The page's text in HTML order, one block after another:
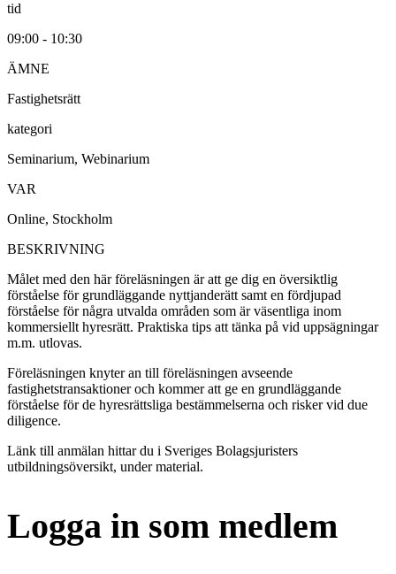
tid
09:00 - 10:30
ÄMNE
Fastighetsrätt
kategori
Seminarium, Webinarium
VAR
Online, Stockholm
BESKRIVNING
Målet med den här föreläsningen är att ge dig en översiktlig
förståelse för grundläggande nyttjanderätt samt en fördjupad
förståelse för några utvalda områden som är väsentliga inom
kommersiellt hyresrätt. Praktiska tips att tänka på vid uppsägningar
m.m. utlovas.
Föreläsningen knyter an till föreläsningen avseende
fastighetstransaktioner och kommer att ge en grundläggande
förståelse för de hyresrättsliga bestämmelserna och risker vid due
diligence.
Länk till anmälan hittar du i Sveriges Bolagsjuristers
utbildningsöversikt, under material.
Logga in som medlem